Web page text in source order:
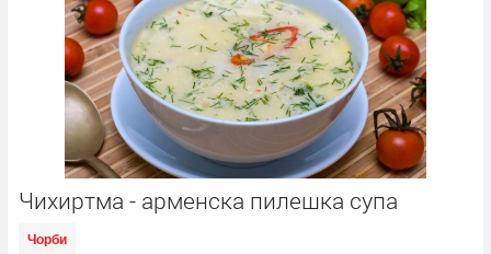
Чихиртма - арменска пилешка супа
Чорби